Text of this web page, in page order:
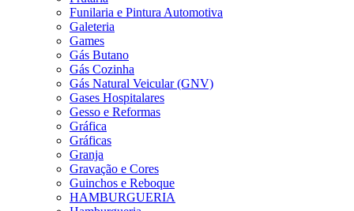
Funilaria e Pintura Automotiva
Galeteria
Games
Gás Butano
Gás Cozinha
Gás Natural Veicular (GNV)
Gases Hospitalares
Gesso e Reformas
Gráfica
Gráficas
Granja
Gravação e Cores
Guinchos e Reboque
HAMBURGUERIA